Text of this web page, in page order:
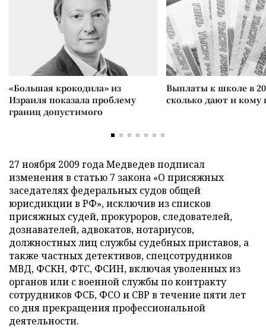
«Большая крокодила» из
Израиля показала проблему
границ допустимого
Выплаты к школе в
сколько дают и
27 ноября 2009 года Медведев подписал
изменения в статью 7 закона «О присяжных
заседателях федеральных судов общей
юрисдикции в РФ», исключив из списков
присяжных судей, прокуроров, следователей,
дознавателей, адвокатов, нотариусов,
должностных лиц службы судебных приставов, а
также частных детективов, спецсотрудников
МВД, ФСКН, ФТС, ФСИН, включая уволенных из
органов или с военной службы по контракту
сотрудников ФСБ, ФСО и СВР в течение пяти лет
со дня прекращения профессиональной
деятельности.